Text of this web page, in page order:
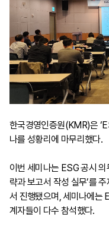
한국경영인증원(KMR)은
나를 성황리에 마무리했다.
이번 세미나는 ESG 공시 의
략과 보고서 작성 실무’를
서 진행됐으며, 세미나에는
계자들이 다수 참석했다.